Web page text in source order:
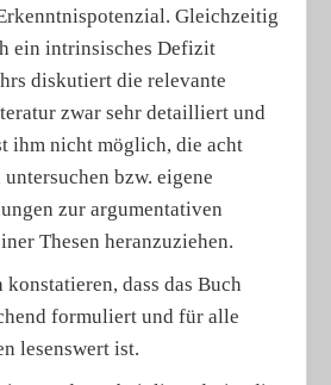
Gleichzeitig
ein intrinsisches Defizit
diskutiert die relevante
zwar sehr detailliert und
ihm nicht möglich, die acht
bzw. eigene
zur argumentativen
Thesen heranzuziehen.
dass das Buch
formuliert und für alle
lesenswert ist.